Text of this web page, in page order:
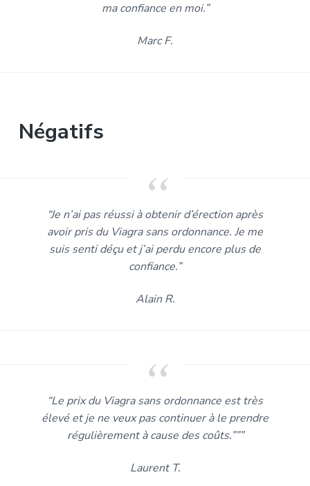
ma confiance en moi.”
Marc F.
Négatifs
“Je n’ai pas réussi à obtenir d’érection après
avoir pris du Viagra sans ordonnance. Je me
suis senti déçu et j’ai perdu encore plus de
confiance.”
Alain R.
“Le prix du Viagra sans ordonnance est très
élevé et je ne veux pas continuer à le prendre
régulièrement à cause des coûts.”””
Laurent T.